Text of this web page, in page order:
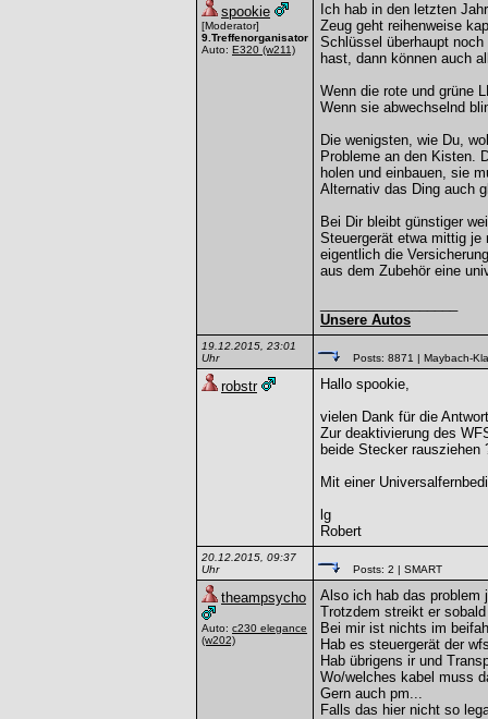
spookie
[Moderator]
9.Treffenorganisator
Auto: E320 (w211)
Ich hab in den letzten
Zeug geht reihenweise
Schlüssel überhaupt
hast, dann können auch
Wenn die rote und grüne
Wenn sie abwechselnd
Die wenigsten, wie Du,
Probleme an den Kisten.
holen und einbauen, sie
Alternativ das Ding auch
Bei Dir bleibt günstiger
Steuergerät etwa mittig je
eigentlich die
aus dem Zubehör eine
Unsere Autos
19.12.2015, 23:01
Uhr
Posts: 8871 | Maybach-
robstr
Hallo spookie,
vielen Dank für die
Zur deaktivierung des
beide Stecker rausziehen
Mit einer
lg
Robert
20.12.2015, 09:37
Uhr
Posts: 2 | SMART
theampsycho
Auto: c230 elegance
(w202)
Also ich hab das problem
Trotzdem streikt er
Bei mir ist nichts im
Hab es steuergerät der
Hab übrigens ir und
Wo/welches kabel muss
Gern auch pm...
Falls das hier nicht so